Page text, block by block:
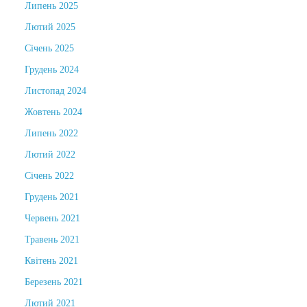
Липень 2025
Лютий 2025
Січень 2025
Грудень 2024
Листопад 2024
Жовтень 2024
Липень 2022
Лютий 2022
Січень 2022
Грудень 2021
Червень 2021
Травень 2021
Квітень 2021
Березень 2021
Лютий 2021